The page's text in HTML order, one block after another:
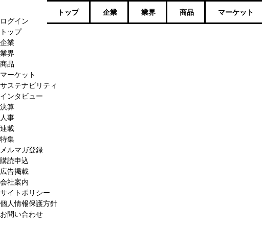
ログイン
トップ
企業
業界
商品
マーケット
サステナビリティ
インタビュー
決算
人事
連載
特集
メルマガ登録
購読申込
広告掲載
会社案内
サイトポリシー
個人情報保護方針
お問い合わせ
トップ 企業 業界 商品 マーケット